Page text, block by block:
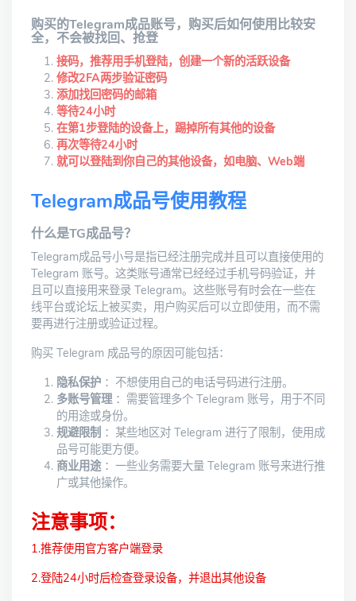
购买的Telegram成品账号，购买后如何使用比较安
全，不会被找回、抢登
接码，推荐用手机登陆，创建一个新的活跃设备
修改2FA两步验证密码
添加找回密码的邮箱
等待24小时
在第1步登陆的设备上，踢掉所有其他的设备
再次等待24小时
就可以登陆到你自己的其他设备，如电脑、Web端
Telegram成品号使用教程
什么是TG成品号？
Telegram成品号小号是指已经注册完成并且可以直接使用的
Telegram 账号。这类账号通常已经经过手机号码验证，并
且可以直接用来登录 Telegram。这些账号有时会在一些在
线平台或论坛上被买卖，用户购买后可以立即使用，而不需
要再进行注册或验证过程。
购买 Telegram 成品号的原因可能包括：
隐私保护 ：不想使用自己的电话号码进行注册。
多账号管理：需要管理多个 Telegram 账号，用于不同
的用途或身份。
规避限制 ：某些地区对 Telegram 进行了限制，使用成
品号可能更方便。
商业用途：一些业务需要大量 Telegram 账号来进行推
广或其他操作。
注意事项：
1.推荐使用官方客户端登录
2.登陆24小时后检查登录设备，并退出其他设备